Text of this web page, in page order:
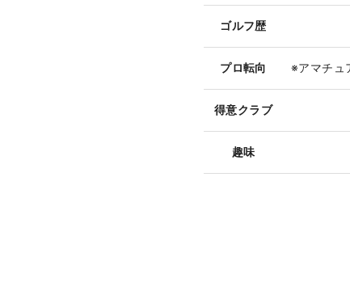
ゴルフ歴
プロ転向 ※アマチュ
得意クラブ
趣味